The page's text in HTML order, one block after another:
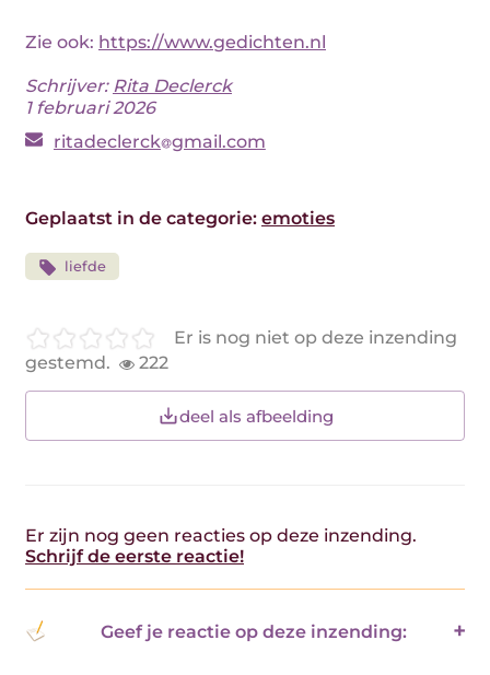
Zie ook: https://www.gedichten.nl
Schrijver: Rita Declerck
1 februari 2026
ritadeclerck gmail.com
Geplaatst in de categorie: emoties
liefde
Er is nog niet op deze inzending
gestemd.
222
deel als afbeelding
Er zijn nog geen reacties op deze inzending.
Schrijf de eerste reactie!
Geef je reactie op deze inzending: